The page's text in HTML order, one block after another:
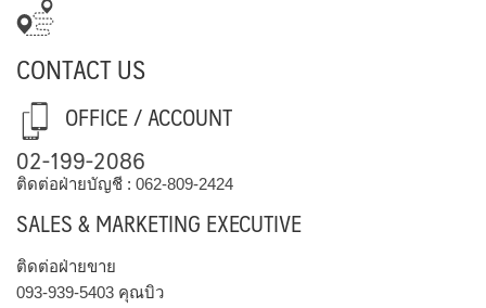
CONTACT US
OFFICE / ACCOUNT
02-199-2086
ติดต่อฝ่ายบัญชี : 062-809-2424
SALES & MARKETING EXECUTIVE
ติดต่อฝ่ายขาย
093-939-5403 คุณบิว